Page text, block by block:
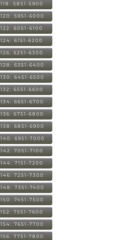
118: 5851-5900
120: 5951-6000
122: 6051-6100
124: 6151-6200
126: 6251-6300
128: 6351-6400
130: 6451-6500
132: 6551-6600
134: 6651-6700
136: 6751-6800
138: 6851-6900
140: 6951-7000
142: 7051-7100
144: 7151-7200
146: 7251-7300
148: 7351-7400
150: 7451-7500
152: 7551-7600
154: 7651-7700
156: 7751-7800